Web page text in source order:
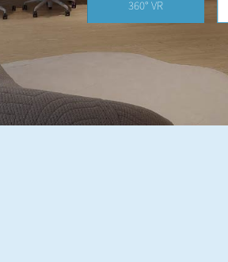
360° VR